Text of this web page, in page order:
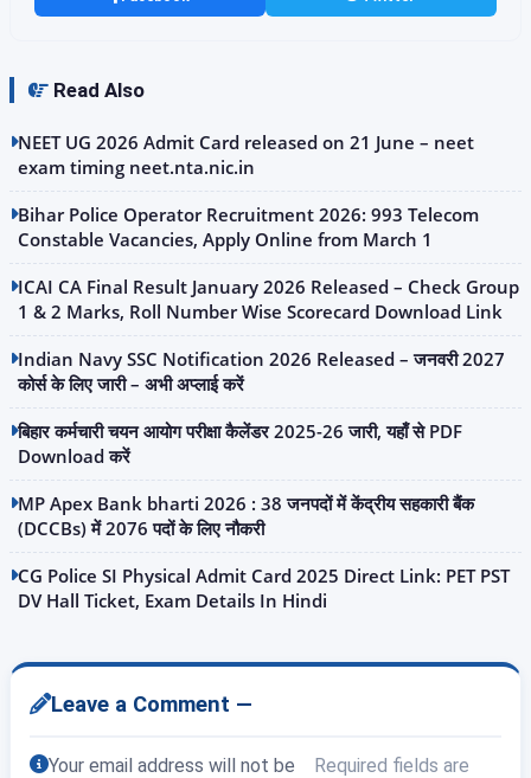
Read Also
NEET UG 2026 Admit Card released on 21 June – neet
exam timing neet.nta.nic.in
Bihar Police Operator Recruitment 2026: 993 Telecom
Constable Vacancies, Apply Online from March 1
ICAI CA Final Result January 2026 Released – Check Group
1 & 2 Marks, Roll Number Wise Scorecard Download Link
Indian Navy SSC Notification 2026 Released – जनवरी 2027
कोर्स के लिए जारी – अभी अप्लाई करें
बिहार कर्मचारी चयन आयोग परीक्षा कैलेंडर 2025-26 जारी, यहाँ से PDF
Download करें
MP Apex Bank bharti 2026 : 38 जनपदों में केंद्रीय सहकारी बैंक
(DCCBs) में 2076 पदों के लिए नौकरी
CG Police SI Physical Admit Card 2025 Direct Link: PET PST
DV Hall Ticket, Exam Details In Hindi
Leave a Comment —
Your email address will not be
Required fields are